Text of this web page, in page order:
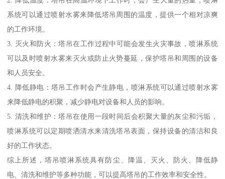
系统可以通过喷射水雾来降低塔吊周围的温度，提供一个相对凉爽
的工作环境。
3. 灭火和防火：塔吊在工作过程中可能会发生火灾事故，喷淋系统
可以及时喷射水雾来灭火或防止火势蔓延，保护塔吊和周围的设备
和人员安全。
4. 降低静电：塔吊工作时会产生静电，喷淋系统可以通过喷射水雾
来降低静电的积聚，减少静电对设备和人员的影响。
5. 清洗和维护：塔吊在使用一段时间后会积聚大量的灰尘和污垢，
喷淋系统可以定期喷洒清水来清洗塔吊表面，保持设备的清洁和良
好的工作状态。
综上所述，塔吊喷淋系统具有防尘、降温、灭火、防火、降低静
电、清洗和维护等多种功能，可以提高塔吊的工作效率和安全性。